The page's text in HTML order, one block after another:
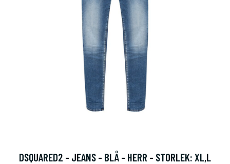
DSQUARED2 - JEANS - BLÅ - HERR - STORLEK: XL,L